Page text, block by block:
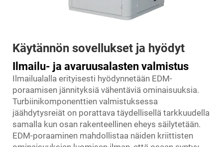
Käytännön sovellukset ja hyödyt
Ilmailu- ja avaruusalasten valmistus
Ilmailualalla erityisesti hyödynnetään EDM-
poraamisen jännityksiä vähentäviä ominaisuuksia.
Turbiinikomponenttien valmistuksessa
jäähdytysreiät on porattava täydellisellä tarkkuudella
samalla kun osan rakenteellinen eheys säilytetään.
EDM-poraaminen mahdollistaa näiden kriittisten